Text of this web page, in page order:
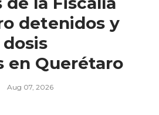
detenidos y
en Querétaro
Aug 07, 2026